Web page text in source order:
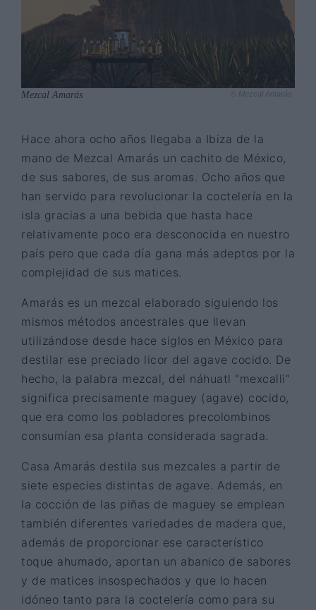
Mezcal Amarás © Mezcal Amarás
Hace ahora ocho años llegaba a Ibiza de la
mano de Mezcal Amarás un cachito de México,
de sus sabores, de sus aromas. Ocho años que
han servido para revolucionar la coctelería en la
isla gracias a una bebida que hasta hace
relativamente poco era desconocida en nuestro
país pero que cada día gana más adeptos por la
complejidad de sus matices.
Amarás es un mezcal elaborado siguiendo los
mismos métodos ancestrales que llevan
utilizándose desde hace siglos en México para
destilar ese preciado licor del agave cocido. De
hecho, la palabra mezcal, del náhuatl “mexcalli”
significa precisamente maguey (agave) cocido,
que era como los pobladores precolombinos
consumían esa planta considerada sagrada.
Casa Amarás destila sus mezcales a partir de
siete especies distintas de agave. Además, en
la cocción de las piñas de maguey se emplean
también diferentes variedades de madera que,
además de proporcionar ese característico
toque ahumado, aportan un abanico de sabores
y de matices insospechados y que lo hacen
idóneo tanto para la coctelería como para su